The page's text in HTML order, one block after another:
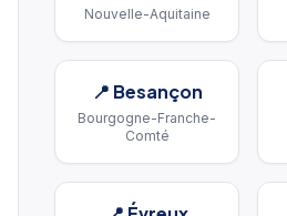
Nouvelle-Aquitaine
📍 Besançon
Bourgogne-Franche-
Comté